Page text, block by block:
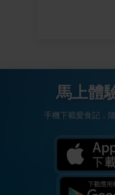
馬上體
手機下載愛食記，